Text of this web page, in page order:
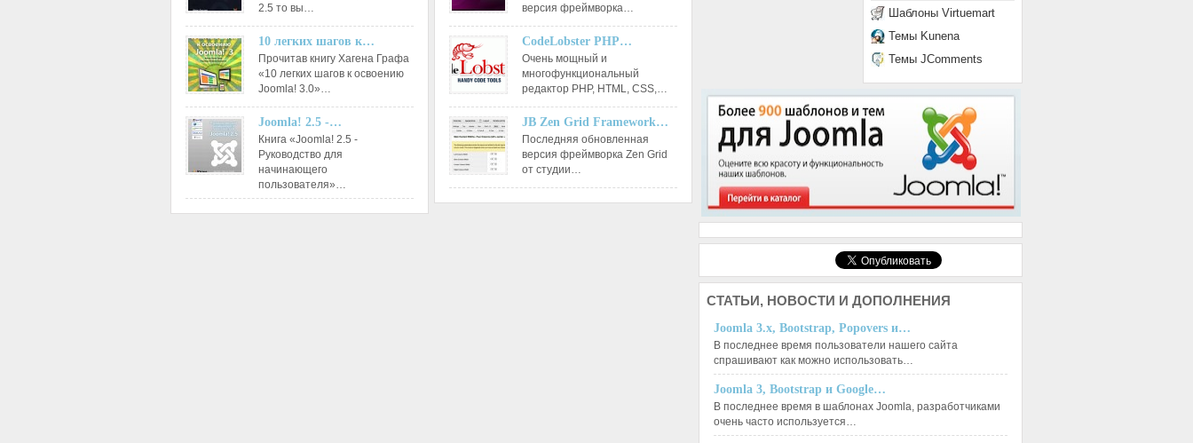
2.5 то вы…
10 легких шагов к…
Прочитав книгу Хагена Графа
«10 легких шагов к освоению
Joomla! 3.0»…
Joomla! 2.5 -…
Книга «Joomla! 2.5 -
Руководство для
начинающего
пользователя»…
версия фреймворка…
CodeLobster PHP…
Очень мощный и
многофункциональный
редактор РНР, HTML, CSS,…
JB Zen Grid Framework…
Последняя обновленная
версия фреймворка Zen Grid
от студии…
Шаблоны Virtuemart
Темы Kunena
Темы JComments
СТАТЬИ, НОВОСТИ И ДОПОЛНЕНИЯ
Joomla 3.x, Bootstrap, Popovers и…
В последнее время пользователи нашего сайта
спрашивают как можно использовать…
Joomla 3, Bootstrap и Google…
В последнее время в шаблонах Joomla, разработчиками
очень часто используется…